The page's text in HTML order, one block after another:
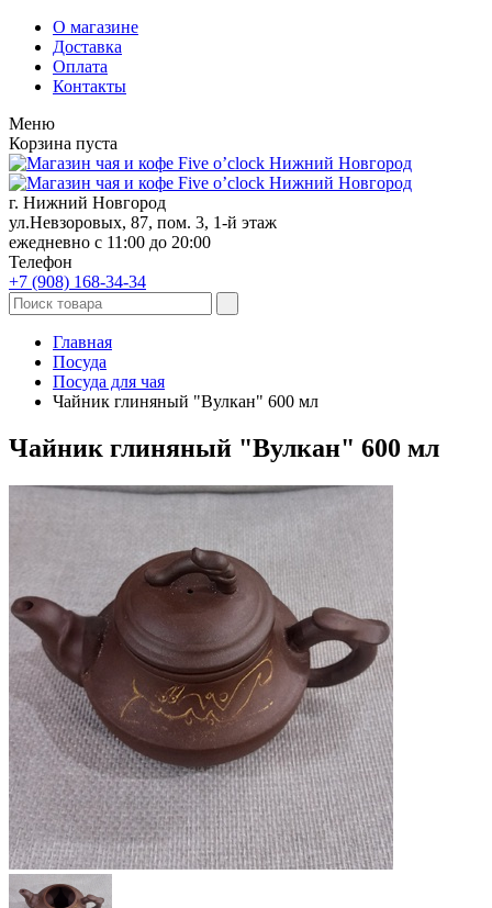
О магазине
Доставка
Оплата
Контакты
Меню
Корзина пуста
г. Нижний Новгород
ул.Невзоровых, 87, пом. 3, 1-й этаж
ежедневно с 11:00 до 20:00
Телефон
+7 (908) 168-34-34
Главная
Посуда
Посуда для чая
Чайник глиняный "Вулкан" 600 мл
Чайник глиняный "Вулкан" 600 мл